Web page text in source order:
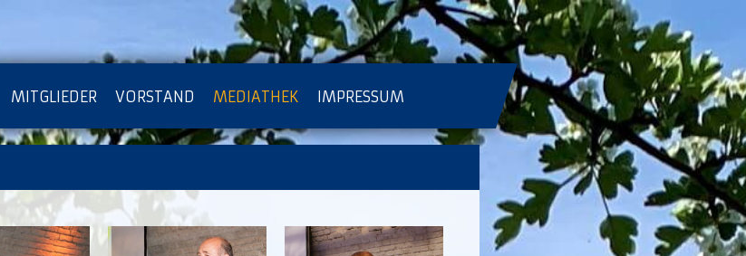
MITGLIEDER VORSTAND MEDIATHEK IMPRESSUM